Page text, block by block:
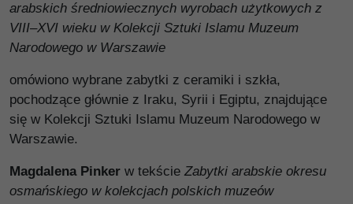
arabskich średniowiecznych wyrobach użytkowych z
VIII–XVI wieku w Kolekcji Sztuki Islamu Muzeum
Narodowego w Warszawie
omówiono wybrane zabytki z ceramiki i szkła,
pochodzące głównie z Iraku, Syrii i Egiptu, znajdujące
się w Kolekcji Sztuki Islamu Muzeum Narodowego w
Warszawie.
Magdalena Pinker w tekście Zabytki arabskie okresu
osmańskiego w kolekcjach polskich muzeów